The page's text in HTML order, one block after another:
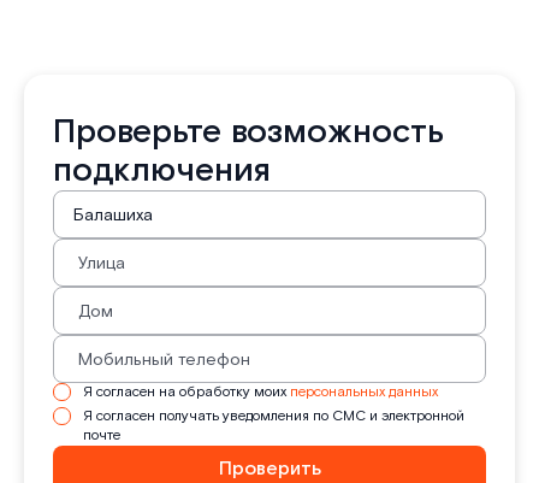
Проверьте возможность
подключения
Я согласен на обработку моих персональных данных
Я согласен получать уведомления по СМС и электронной
почте
Проверить